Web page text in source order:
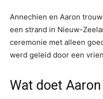
Annechien en Aaron
een strand in Nieuw-
ceremonie met alleen
werd geleid door een
Wat doet